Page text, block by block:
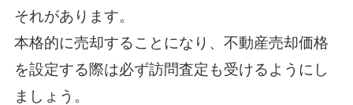
それがあります。
本格的に売却することになり、不動産売却価格
を設定する際は必ず訪問査定も受けるようにし
ましょう。